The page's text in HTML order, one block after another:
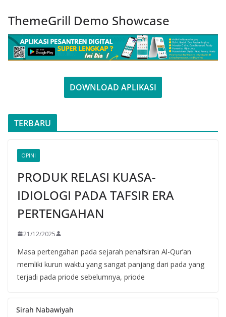
ThemeGrill Demo Showcase
DOWNLOAD APLIKASI
TERBARU
OPINI
PRODUK RELASI KUASA-
IDIOLOGI PADA TAFSIR ERA
PERTENGAHAN
21/12/2025
Masa pertengahan pada sejarah penafsiran Al-Qur’an
memliki kurun waktu yang sangat panjang dari pada yang
terjadi pada priode sebelumnya, priode
Sirah Nabawiyah